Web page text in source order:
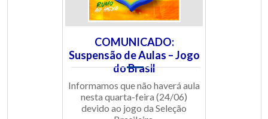
COMUNICADO:
Suspensão de Aulas – Jogo
do Brasil
Informamos que não haverá aula
nesta quarta-feira (24/06)
devido ao jogo da Seleção